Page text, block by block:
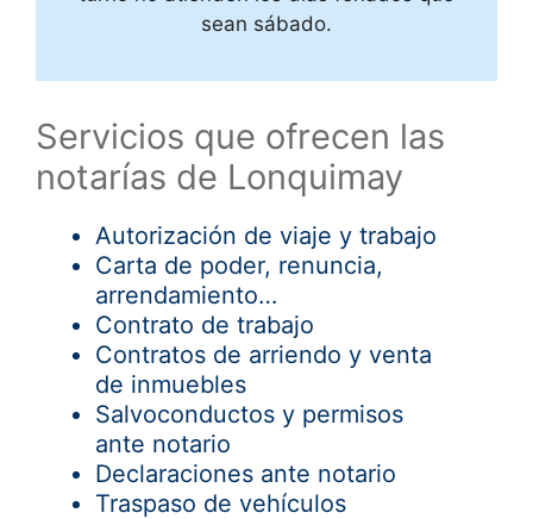
sean sábado.
Servicios que ofrecen las
notarías de Lonquimay
Autorización de viaje y trabajo
Carta de poder, renuncia,
arrendamiento…
Contrato de trabajo
Contratos de arriendo y venta
de inmuebles
Salvoconductos y permisos
ante notario
Declaraciones ante notario
Traspaso de vehículos